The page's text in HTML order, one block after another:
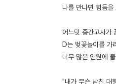
나를 만나면 힘듬을
어느덧 중간고사가
D는 벚꽃놀이를 가
너무 많은 인원에
"내가 무슨 남친 대